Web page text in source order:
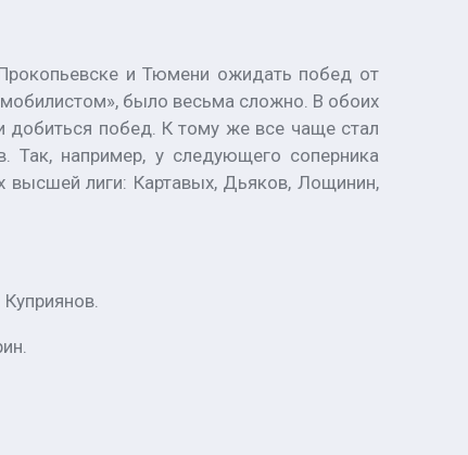
и Тюмени ожидать побед от
было весьма сложно. В обоих
добиться побед. К тому же все чаще стал
Так, например, у следующего соперника
высшей лиги: Картавых, Дьяков, Лощинин,